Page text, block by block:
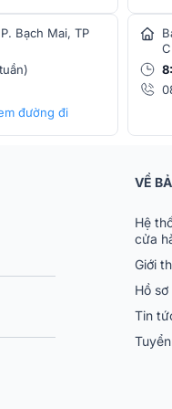
lại sự cân bằng
tách bạch, lý tưởng
Bạch Mai, TP
đường đi
VỀ
Hệ
cửa
Giới
Hồ
Tin